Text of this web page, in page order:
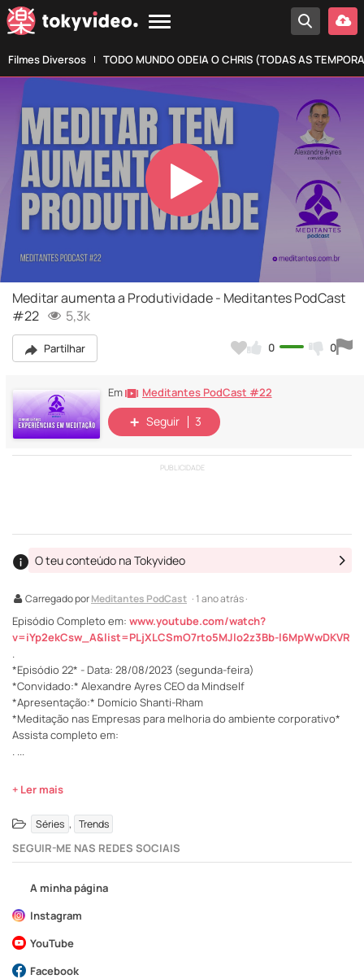
Filmes Diversos TODO MUNDO ODEIA O CHRIS (TODAS AS
Play
Video
Meditar aumenta a Produtividade - Meditantes PodCast
#22
5,3k
Partilhar 0 0
Em Meditantes PodCast #22
Seguir 3
PUBLICIDADE
Carregado porMeditantes PodCast · 1 ano atrás ·
O teu conteúdo na Tokyvideo
Episódio Completo em: www.youtube.com/watch?
v=iYp2ekCsw_A&list=PLjXLCSmO7rto5MJlo2z3Bb-l6MpWwDKVR
.
*Episódio 22* - Data: 28/08/2023 (segunda-feira)
*Convidado:* Alexandre Ayres CEO da Mindself
*Apresentação:* Domício Shanti-Rham
*Meditação nas Empresas para melhoria do ambiente corporativo*
Assista completo em:
. ...
+ Ler mais
Séries , Trends
SEGUIR-ME NAS REDES SOCIAIS
A minha página
Instagram
YouTube
Facebook